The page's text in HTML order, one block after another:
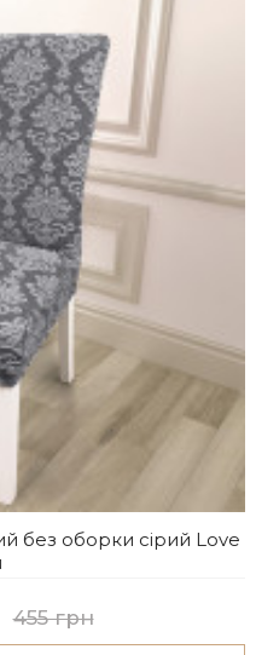
без оборки сірий Love
455 грн